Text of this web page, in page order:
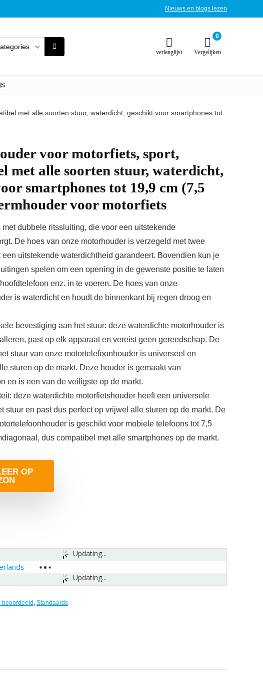
Nieuws en blogs lezen
verlanglijst
0
Vergelijken
met alle soorten stuur, waterdicht, geschikt voor smartphones tot
voor motorfiets, sport,
met alle soorten stuur, waterdicht,
smartphones tot 19,9 cm (7,5
voor motorfiets
met dubbele ritssluiting, die voor een uitstekende
De hoes van onze motorhouder is verzegeld met twee
een uitstekende waterdichtheid garandeert. Bovendien kun je
spelen om een opening in de gewenste positie te laten
enz. in te voeren. De hoes van onze
is waterdicht en houdt de binnenkant bij regen droog en
bevestiging aan het stuur: deze waterdichte motorhouder is
past op elk apparaat en vereist geen gereedschap. De
stuur van onze motortelefoonhouder is universeel en
sturen op de markt. Deze houder is gemaakt van
en is een van de veiligste op de markt.
deze waterdichte motorfietshouder heeft een universele
stuur en past dus perfect op vrijwel alle sturen op de markt. De
is geschikt voor mobiele telefoons tot 7,5
dus compatibel met alle smartphones op de markt.
OP
Updating...
Updating...
-
beoordeeld , Standaards